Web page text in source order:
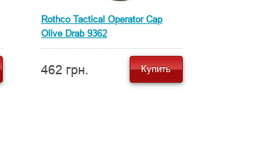
Rothco Tactical Operator Cap
Olive Drab 9362
462 грн. Купить